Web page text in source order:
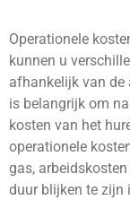
Operationele
kunnen u
afhankelijk van de
is belangrijk om
kosten van het
operationele
gas,
duur blijken te zijn